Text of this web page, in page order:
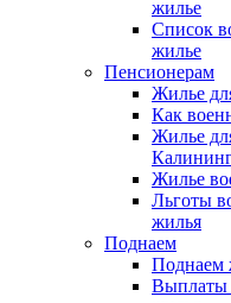
жилье
Список
жилье
Пенсионерам
Жилье
Как
Жилье
Жилье
Льготы
жилья
Поднаем
Поднаем
Выплаты